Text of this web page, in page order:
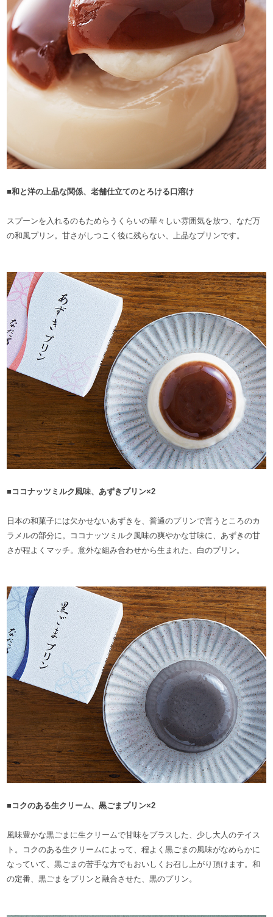
■和と洋の上品な関係、老舗仕立てのとろける口溶け
スプーンを入れるのもためらうくらいの華々しい雰囲気を放つ、なだ万
の和風プリン。甘さがしつこく後に残らない、上品なプリンです。
■ココナッツミルク風味、あずきプリン×2
日本の和菓子には欠かせないあずきを、普通のプリンで言うところのカ
ラメルの部分に。ココナッツミルク風味の爽やかな甘味に、あずきの甘
さが程よくマッチ。意外な組み合わせから生まれた、白のプリン。
■コクのある生クリーム、黒ごまプリン×2
風味豊かな黒ごまに生クリームで甘味をプラスした、少し大人のテイス
ト。コクのある生クリームによって、程よく黒ごまの風味がなめらかに
なっていて、黒ごまの苦手な方でもおいしくお召し上がり頂けます。和
の定番、黒ごまをプリンと融合させた、黒のプリン。